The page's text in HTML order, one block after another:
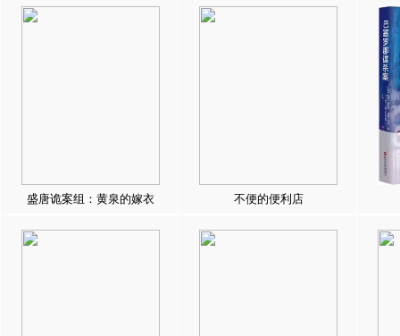
盛唐诡案组：黄泉的嫁衣 不便的便利店